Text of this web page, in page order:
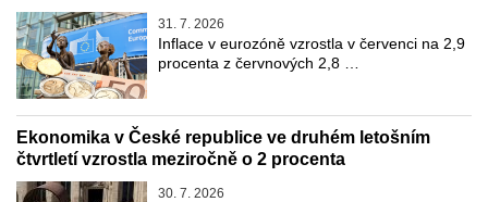
31. 7. 2026
Inflace v eurozóně vzrostla v červenci na 2,9
procenta z červnových 2,8 …
Ekonomika v České republice ve druhém letošním
čtvrtletí vzrostla meziročně o 2 procenta
30. 7. 2026